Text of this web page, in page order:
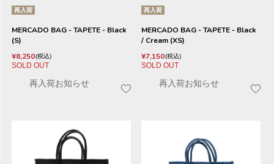
再入荷
MERCADO BAG - TAPETE - Black
(S)
¥8,250 税込
SOLD OUT
再入荷お知らせ
再入荷
MERCADO BAG - TAPETE - Black
/ Cream (XS)
¥7,150 税込
SOLD OUT
再入荷お知らせ